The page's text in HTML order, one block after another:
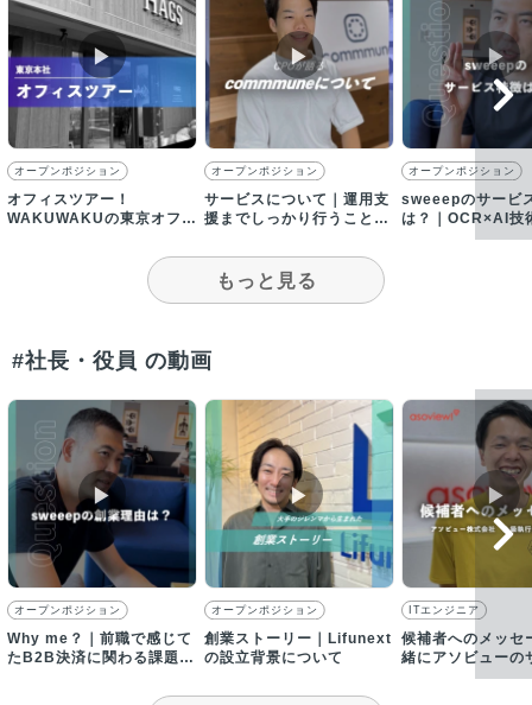
▶︎
オープンポジション
オフィスツアー！
WAKUWAKUの東京オフィ
▶︎
オープンポジション
サービスについて｜運用支
援までしっかり行うことで
▶︎
オープンポジション
sweeepのサービ
は？｜OCR×AI技
ックオフィスDX
もっと見る
#社長・役員 の動画
▶︎
オープンポジション
Why me？｜前職で感じて
たB2B決済に関わる課題
▶︎
オープンポジション
創業ストーリー｜Lifunext
の設立背景について
▶︎
ITエンジニア
候補者へのメッセ
緒にアソビューの
を育てましょう！